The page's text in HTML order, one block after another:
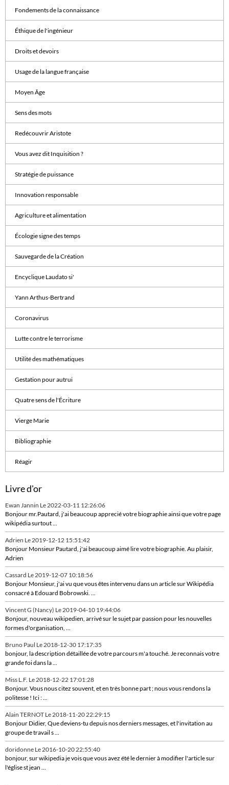
Fondements de la connaissance
Éthique de l'ingénieur
Droits et devoirs
Usage de la langue française
Moyen Âge
Sens des mots
Redécouvrir Aristote
Vous avez dit Inquisition ?
Stratégie de puissance
Innovation responsable
Agriculture et alimentation
Écologie signe des temps
Sauvegarde de la Création
Encyclique Laudato si'
Yann Arthus-Bertrand
Coronavirus
Lutte contre le terrorisme
Utilité des mathématiques
Gestation pour autrui
Quatre sens de l'Écriture
Vierge Marie
Bibliographie
Réagir
Livre d'or
Ewan Jannin Le 2022-03-11 12:26:06
Bonjour mr.Pautard, j'ai beaucoup apprecié votre biographie ainsi que votre page
wikipédia surtout ...
Adrien Le 2019-12-12 15:51:42
Bonjour Monsieur Pautard, j'ai beaucoup aimé lire votre biographie. Au plaisir,
Adrien
Cassard Le 2019-12-07 10:18:56
Bonjour Monsieur, j'ai vu que vous êtes intervenu dans un article sur Wikipédia
consacré à Edouard Bobrowski. ...
Vincent G (Nancy) Le 2019-04-10 19:44:06
Bonjour, nouveau wikipedien, arrivé sur le sujet par passion pour les nouvelles
formes d'organisation, ...
Bruno Paul Le 2018-12-30 17:17:35
bonjour, la description détaillée de votre parcours m'a touché. Je reconnais votre
grande foi dans la ...
Miss L.F. Le 2018-12-22 17:01:28
Bonjour. Vous nous citez souvent, et en très bonne part ; nous vous rendons la
politesse ! Ici : ...
Alain TERNOT Le 2018-11-20 22:29:15
Bonjour Didier, Que deviens-tu depuis nos derniers messages, et l'invitation au
groupe de travail s ...
doridonne Le 2016-10-20 22:55:40
bonjour, sur wikipedia je vois que vous avez été le dernier à modifier l'article sur
l'église st jean ...